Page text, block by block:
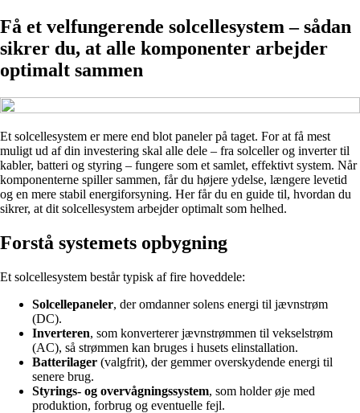
Få et velfungerende solcellesystem – sådan
sikrer du, at alle komponenter arbejder
optimalt sammen
Et solcellesystem er mere end blot paneler på taget. For at få mest
muligt ud af din investering skal alle dele – fra solceller og inverter til
kabler, batteri og styring – fungere som et samlet, effektivt system. Når
komponenterne spiller sammen, får du højere ydelse, længere levetid
og en mere stabil energiforsyning. Her får du en guide til, hvordan du
sikrer, at dit solcellesystem arbejder optimalt som helhed.
Forstå systemets opbygning
Et solcellesystem består typisk af fire hoveddele:
Solcellepaneler, der omdanner solens energi til jævnstrøm
(DC).
Inverteren, som konverterer jævnstrømmen til vekselstrøm
(AC), så strømmen kan bruges i husets elinstallation.
Batterilager (valgfrit), der gemmer overskydende energi til
senere brug.
Styrings- og overvågningssystem, som holder øje med
produktion, forbrug og eventuelle fejl.